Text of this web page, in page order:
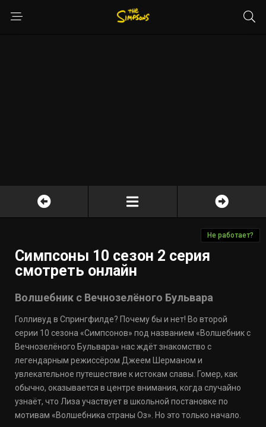
Не работает?
Симпсоны 10 сезон 2 серия
смотреть онлайн
Волшебник с Вечнозелёного Бульвара
Голливуд в Спрингфилде? Почему бы и нет! Во второй
серии 10 сезона «Симпсонов» под названием «Волшебник с
Вечнозелёного Бульвара» нас ждёт знакомство с
легендарным режиссёром Джеем Шерманом и
увлекательное путешествие к истокам славы. Гомер, как
обычно, оказывается в центре внимания, когда случайно
узнаёт, что Лиза участвует в школьной постановке по
мотивам «Волшебника страны Оз». Но это только начало.